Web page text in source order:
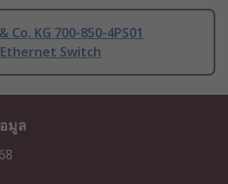
Co. KG 700-850-4PS01
Switch
มูล